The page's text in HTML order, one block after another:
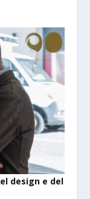
design e del